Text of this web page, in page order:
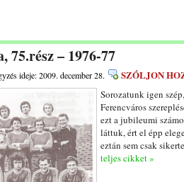
– 1976-77
ideje: 2009. december 28. SZÓLJON
Sorozatunk igen
Ferencváros
ezt a jubileumi
láttuk, ért el épp
eztán sem csak
teljes cikket »